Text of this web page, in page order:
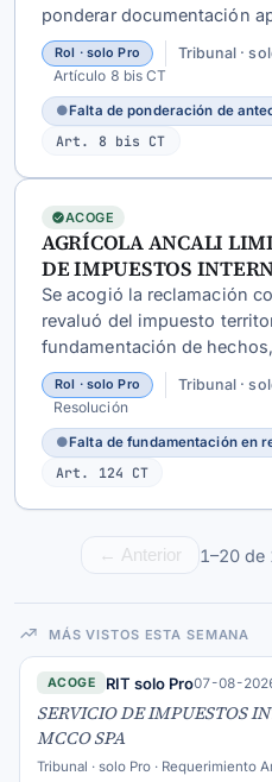
ponderar documentación
emitir nuevo
los antecedentes del
Rol · solo Pro Tribunal ·
Artículo 8 bis CT
●Falta de ponderación de
Art. 8 bis CT
ACOGE
AGRÍCOLA ANCALI
DE IMPUESTOS
Se acogió la reclamación
revaluó del impuesto
fundamentación de
allanamiento total del SII.
Rol · solo Pro Tribunal ·
Resolución
●Falta de fundamentación en
Art. 124 CT
← Anterior 1–20 de
MÁS VISTOS ESTA SEMANA
ACOGE RIT solo Pro07-08-
SERVICIO DE IMPUESTOS
MCCO SPA
Tribunal · solo Pro · Requerimiento